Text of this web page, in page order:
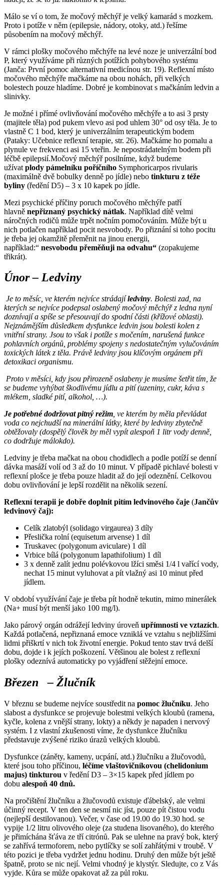
Málo se ví o tom, že močový měchýř je velký kamarád s mozkem.
Proto i potíže v něm (epilepsie, nádory, otoky, atd.) řešíme
působením na močový měchýř.
V rámci plošky močového měchýře na levé noze je univerzální bod
P, který využíváme při různých potížích pohybového systému
(Janča: První pomoc alternativní medicínou str. 19). Reflexní místo
močového měchýře mačkáme na obou nohách, při velkých
bolestech pouze hladíme. Dobré je kombinovat s mačkáním ledvin a
slinivky.
Je možné i přímé ovlivňování močového měchýře a to asi 3 prsty
(majitele těla) pod pukem vlevo asi pod uhlem 30° od osy těla. Je to
vlastně C 1 bod, který je univerzálním terapeutickým bodem
(Pataky: Učebnice reflexní terapie, str. 26). Mačkáme ho pomalu a
plynule ve frekvenci asi 15 vteřin. Je nepostrádatelným bodem při
léčbě epilepsií.Močový měchýř posilníme, když budeme
užívat plody pámelníku poříčního Symphoricarpos rivularis
(maximálně dvě bobulky denně po jídle) nebo tinkturu z téže
byliny (ředění D5) – 3 x 10 kapek po jídle.
Mezi psychické příčiny poruch močového měchýře patří
hlavně nepřiznaný psychický nátlak. Například dítě velmi
náročných rodičů může trpět nočním pomočováním. Může být u
nich potlačen například pocit nesvobody. Po přiznání si toho pocitu
je třeba jej okamžitě přeměnit na jinou energii,
například:“ nesvobodu přeměňuji na odvahu“ (zopakujeme
třikrát).
Únor – Ledviny
Je to měsíc, ve kterém nejvíce strádajíledviny. Bolesti zad, na
kterých se nejvíce podepsal oslabený močový měchýř z ledna nyní
doznívají a spíše se přesouvají do spodní části (křížové oblasti).
Nejznámějším důsledkem dysfunkce ledvin jsou bolesti kolen z
vnitřní strany. Jsou to však i potíže s močením, narušená funkce
pohlavních orgánů, problémy spojeny s nedostatečným vylučováním
toxických látek z těla. Právě ledviny jsou klíčovým orgánem při
detoxikaci organismu.
Proto v měsíci, kdy jsou přirozeně oslabeny je musíme šetřit tím, že
se budeme vyhýbat škodlivému jídlu a pití (uzeniny, cukr, káva s
mlékem, sladké pití, alkohol, …).
Je potřebné dodržovat pitný režim , ve kterém by měla převládat
voda co nejchudší na minerální látky, které by ledviny zbytečně
obtěžovaly (dospělý člověk by měl vypít alespoň 1 litr vody denně,
co dodržuje málokdo).
Ledviny je třeba mačkat na obou chodidlech a podle potíží se denní
dávka masáží volí od 3 až do 10 minut. V případě pichlavé bolesti v
reflexní plošce je třeba pouze hladit až do její odeznění. Celkovou
dobu ovlivňování je lepší rozdělit na několik sezení.
Reflexní terapii je dobře doplnit pitím ledvinového čaje (Jančův
ledvinový čaj):
Celík zlatobýl (solidago virgaurea) 3 díly
Přeslička rolní (equisetum arvense) 1 díl
Truskavec (polygonum aviculare) 1 díl
Vrbice bílá (polygonum lapathifolium) 1 díl
3 x denně zalít jednu polévkovou lžíci směsi 1/4 l vařící vody,
nechat 15 minut vyluhovat a pít vlažný asi 10 minut před
jídlem.
V období využívání čaje je třeba pít hodně tekutin, mimo minerálek
(Na+ musí být menší jako 100 mg/l).
Jako párový orgán odrážejí ledviny úroveň upřímnosti ve vztazích.
Každá potlačená, nepřiznaná emoce vzniklá ve vztahu s nejbližšími
lidmi přiškrtí v nich tok životní energie. Pokud tento stav trvá delší
dobu, dojde i k jejích poškození. Většinou ale bolest z reflexní
plošky odeznívá automaticky po vyjádření stěžejní emoce.
Březen – Žlučník
V březnu se budeme nejvíce soustředit na pomoc žlučníku. Jeho
slabost a dysfunkce se projevuje bolestmi velkých kloubů (ramena,
kyčle, kolena z vnější strany, lokty) a někdy je napaden i nervový
systém. I z vlastní zkušenosti víme, že dysfunkce žlučníku
představuje zvýšené riziko úrazů velkých kloubů.
Dysfunkce (záněty, kameny, ucpání, atd.) žlučníku a žlučovodů,
které jsou toho příčinou, léčíme vlaštovičníkovou (chelidonium
majus) tinkturou v ředění D3 – 3×15 kapek před jídlem po
dobu alespoň 40 dnů.
Na pročištění žlučníku a žlučovodů existuje ďábelský, ale velmi
účinný recept. V ten den se nesmí nic jíst, pouze pít čistou vodu
(nejlepší destilovanou). Večer, v čase od 19.00 do 19.30 hod. se
vypije 1/2 litru olivového oleje (za studena lisovaného), do kterého
je přimíchána šťáva ze tří citrónů. Pak se ulehne na pravý bok, který
se zahřívá termoforem, nebo pytlíčky se solí zahřátými v troubě. V
této pozici je třeba vydržet jednu hodinu. Druhý den může být ještě
špatně, proto se nic nejí. Velmi vhodný je klystýr. Sledujte, co z Vás
vyjde. Kůra se může opakovat až za půl roku.